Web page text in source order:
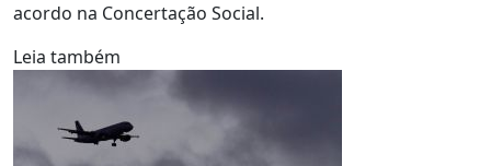
acordo na Concertação Social.
Leia também